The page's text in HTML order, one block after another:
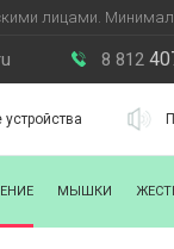
лицами.
8 812
МЫШКИ